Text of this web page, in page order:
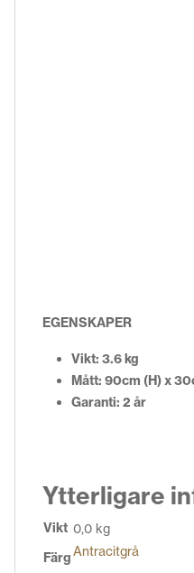
EGENSKAPER
Vikt: 3.6 kg
Mått: 90cm (H) x
Garanti: 2 år
Ytterligare
Vikt 0,0 kg
FärgAntracitgrå